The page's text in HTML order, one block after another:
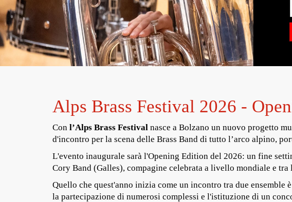
Alps Brass Festival 2026 -
Con l’Alps Brass Festival nasce a Bolzano un nuovo progetto
d'incontro per la scena delle Brass Band di tutto l’arco alpino,
L'evento inaugurale sarà l'Opening Edition del 2026: un fine
Cory Band (Galles), compagine celebrata a livello mondiale e
Quello che quest'anno inizia come un incontro tra due
la partecipazione di numerosi complessi e l'istituzione di un